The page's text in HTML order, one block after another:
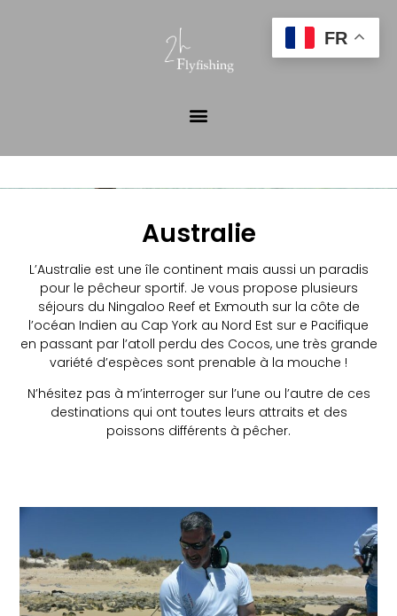
Australie
L’Australie est une île continent mais aussi un paradis
pour le pêcheur sportif. Je vous propose plusieurs
séjours du Ningaloo Reef et Exmouth sur la côte de
l’océan Indien au Cap York au Nord Est sur e Pacifique
en passant par l’atoll perdu des Cocos, une très grande
variété d’espèces sont prenable à la mouche !
N’hésitez pas à m’interroger sur l’une ou l’autre de ces
destinations qui ont toutes leurs attraits et des
poissons différents à pêcher.
FR